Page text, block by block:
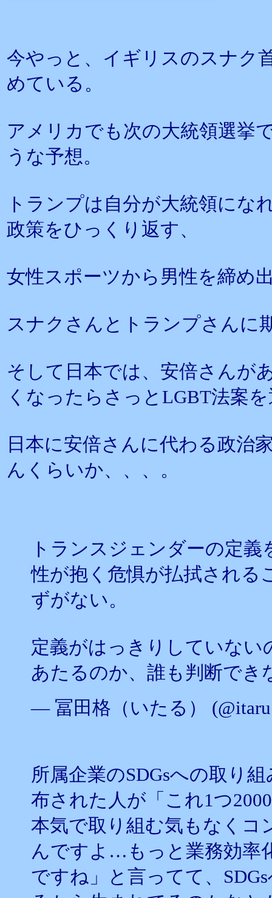
今やっと、イギリスのスナク
めている。
アメリカでも次の大統領選挙
うな予想。
トランプは自分が大統領にな
政策をひっくり返す、
女性スポーツから男性を締め
スナクさんとトランプさんに
そして日本では、安倍さんが
くなったらさっとLGBT法案
日本に安倍さんに代わる政治
んくらいか、、、。
トランスジェンダーの定
性が抱く危惧が払拭される
ずがない。
定義がはっきりしていない
あたるのか、誰も判断でき
— 冨田格（いたる）
所属企業のSDGsへの取り
布された人が「これ1つ
本気で取り組む気もなくコ
んですよ…もっと業務効率
ですね」と言ってて、